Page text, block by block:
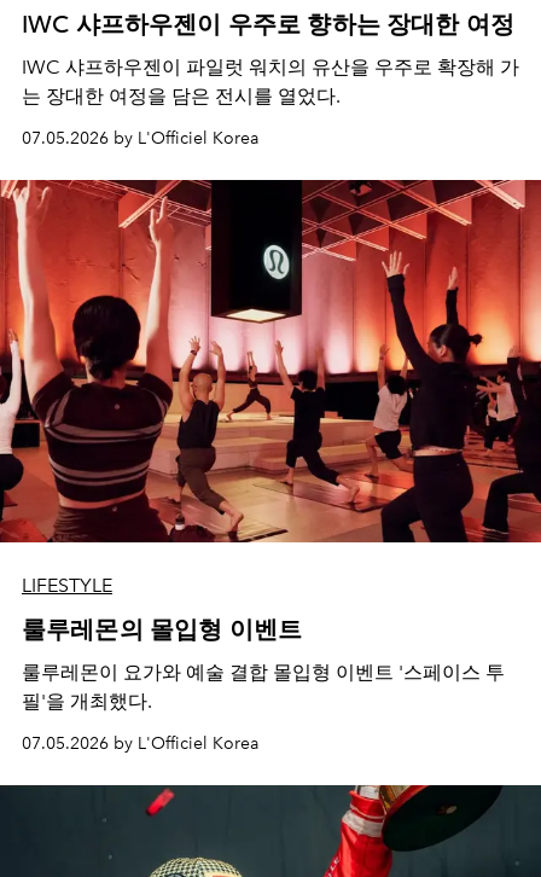
IWC 샤프하우젠이 우주로 향하는 장대한 여정
IWC 샤프하우젠이 파일럿 워치의 유산을 우주로 확장해 가
는 장대한 여정을 담은 전시를 열었다.
07.05.2026 by L'Officiel Korea
LIFESTYLE
룰루레몬의 몰입형 이벤트
룰루레몬이 요가와 예술 결합 몰입형 이벤트 '스페이스 투
필'을 개최했다.
07.05.2026 by L'Officiel Korea